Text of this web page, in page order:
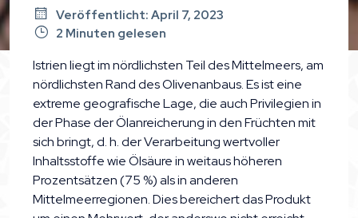
Veröffentlicht: April 7, 2023
2 Minuten gelesen
Istrien liegt im nördlichsten Teil des Mittelmeers, am
nördlichsten Rand des Olivenanbaus. Es ist eine
extreme geografische Lage, die auch Privilegien in
der Phase der Ölanreicherung in den Früchten mit
sich bringt, d. h. der Verarbeitung wertvoller
Inhaltsstoffe wie Ölsäure in weitaus höheren
Prozentsätzen (75 %) als in anderen
Mittelmeerregionen. Dies bereichert das Produkt